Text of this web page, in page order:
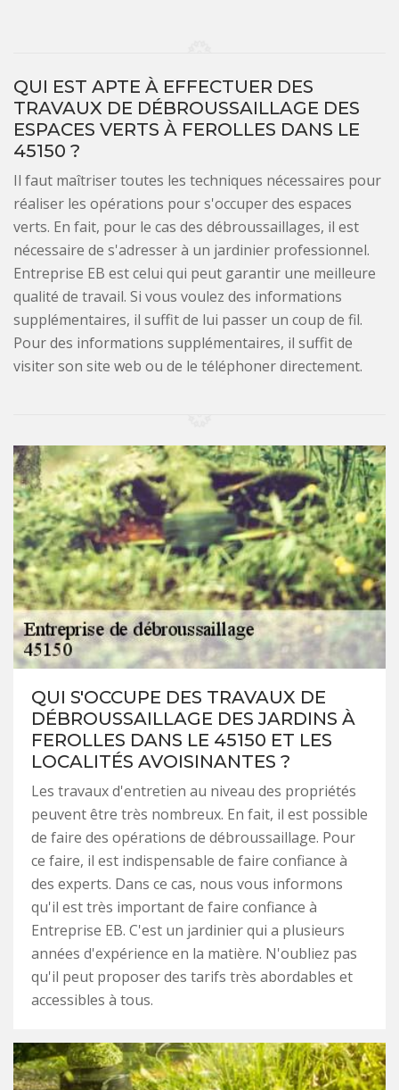
QUI EST APTE À EFFECTUER DES
TRAVAUX DE DÉBROUSSAILLAGE DES
ESPACES VERTS À FEROLLES DANS LE
45150 ?
Il faut maîtriser toutes les techniques nécessaires pour
réaliser les opérations pour s'occuper des espaces
verts. En fait, pour le cas des débroussaillages, il est
nécessaire de s'adresser à un jardinier professionnel.
Entreprise EB est celui qui peut garantir une meilleure
qualité de travail. Si vous voulez des informations
supplémentaires, il suffit de lui passer un coup de fil.
Pour des informations supplémentaires, il suffit de
visiter son site web ou de le téléphoner directement.
QUI S'OCCUPE DES TRAVAUX DE
DÉBROUSSAILLAGE DES JARDINS À
FEROLLES DANS LE 45150 ET LES
LOCALITÉS AVOISINANTES ?
Les travaux d'entretien au niveau des propriétés
peuvent être très nombreux. En fait, il est possible
de faire des opérations de débroussaillage. Pour
ce faire, il est indispensable de faire confiance à
des experts. Dans ce cas, nous vous informons
qu'il est très important de faire confiance à
Entreprise EB. C'est un jardinier qui a plusieurs
années d'expérience en la matière. N'oubliez pas
qu'il peut proposer des tarifs très abordables et
accessibles à tous.